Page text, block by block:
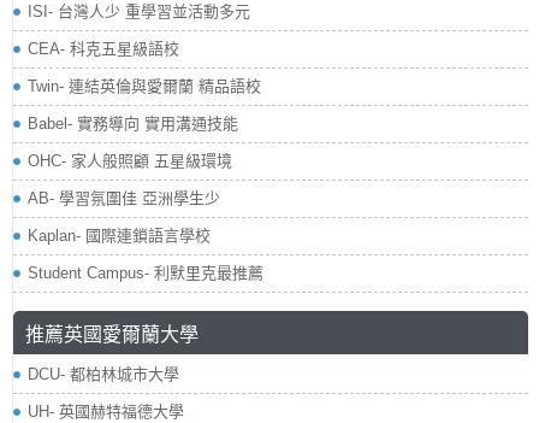
ISI- 台灣人少 重學習並活動多元
CEA- 科克五星級語校
Twin- 連結英倫與愛爾蘭 精品語校
Babel- 實務導向 實用溝通技能
OHC- 家人般照顧 五星級環境
AB- 學習氛圍佳 亞洲學生少
Kaplan- 國際連鎖語言學校
Student Campus- 利默里克最推薦
推薦英國愛爾蘭大學
DCU- 都柏林城市大學
UH- 英國赫特福德大學